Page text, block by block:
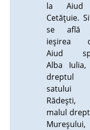
la
Cetăţuie.
se află
ieşirea
Aiud
Alba
dreptul
satului
Rădeşti,
malul